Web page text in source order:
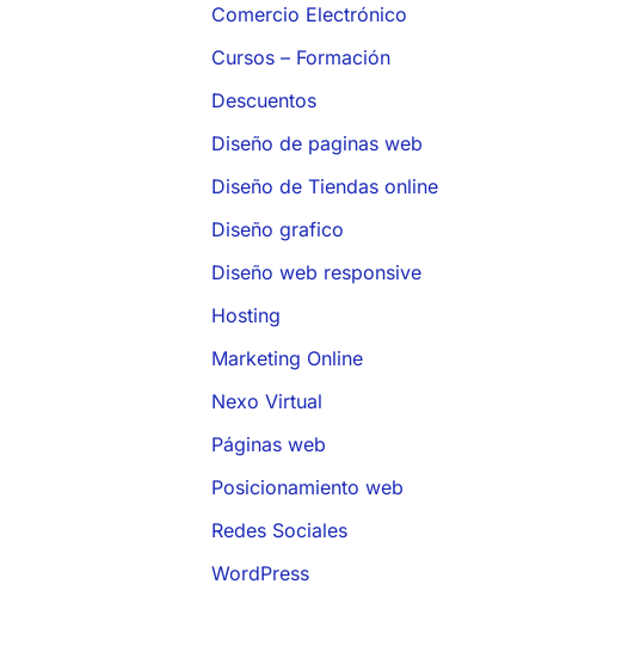
Comercio Electrónico
Cursos – Formación
Descuentos
Diseño de paginas web
Diseño de Tiendas online
Diseño grafico
Diseño web responsive
Hosting
Marketing Online
Nexo Virtual
Páginas web
Posicionamiento web
Redes Sociales
WordPress